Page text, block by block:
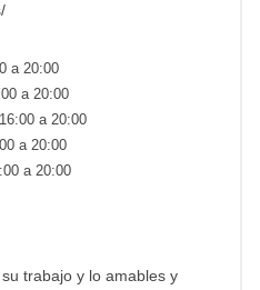
a 20:00
a 20:00
a 20:00
a 20:00
a 20:00
trabajo y lo amables y